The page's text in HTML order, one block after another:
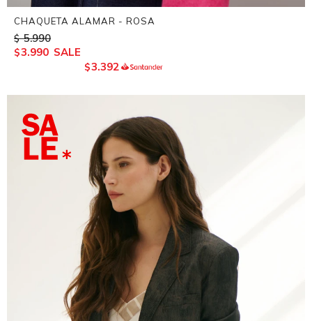
CHAQUETA ALAMAR - ROSA
$ 5.990
$3.990
$3.392